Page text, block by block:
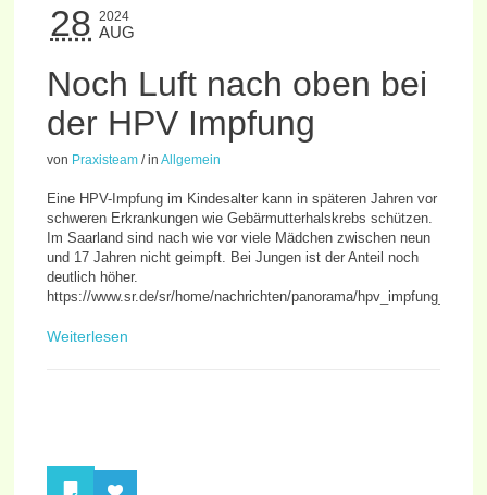
28 2024
AUG
Noch Luft nach oben bei
der HPV Impfung
von Praxisteam / inAllgemein
Eine HPV-Impfung im Kindesalter kann in späteren Jahren vor
schweren Erkrankungen wie Gebärmutterhalskrebs schützen.
Im Saarland sind nach wie vor viele Mädchen zwischen neun
und 17 Jahren nicht geimpft. Bei Jungen ist der Anteil noch
deutlich höher.
https://www.sr.de/sr/home/nachrichten/panorama/
Weiterlesen